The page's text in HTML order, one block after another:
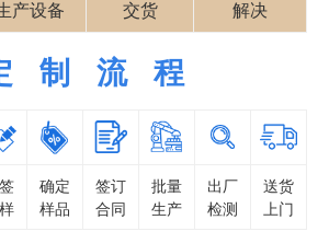
产设备
交货
解决
制 流 程
确定
样品
签订
合同
批量
生产
出厂
检测
送货
上门